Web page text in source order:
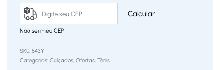
Calcular
Não sei meu CEP
543Y
Categorias: Calçados, Ofertas, Tênis